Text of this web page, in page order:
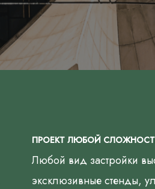
ПРОЕКТ ЛЮБОЙ
Любой вид застройки
эксклюзивные стенды,